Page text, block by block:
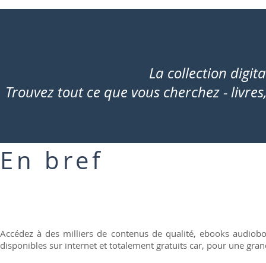
La collection
Trouvez tout ce que vous cherchez -
En bref
​Accédez à des milliers de contenus de qualité, ebooks
disponibles sur internet et totalement gratuits car, pour une